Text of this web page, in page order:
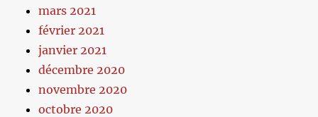
mars 2021
février 2021
janvier 2021
décembre 2020
novembre 2020
octobre 2020